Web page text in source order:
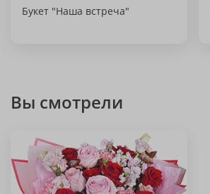
Букет "Наша встреча"
Вы смотрели